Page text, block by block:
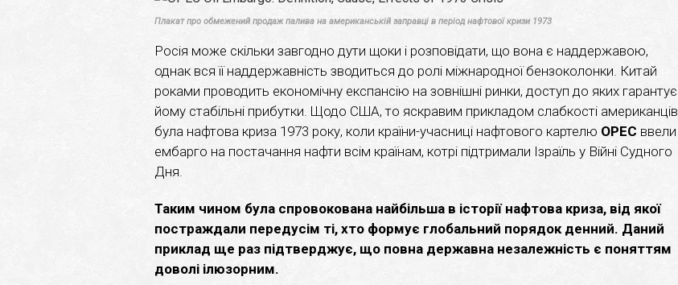
Плакат про обмежений продаж палива на американській заправці в період нафтової кризи 1973
Росія може скільки завгодно дути щоки і розповідати, що вона є наддержавою,
однак вся її наддержавність зводиться до ролі міжнародної бензоколонки. Китай
роками проводить економічну експансію на зовнішні ринки, доступ до яких гарантує
йому стабільні прибутки. Щодо США, то яскравим прикладом слабкості американців
була нафтова криза 1973 року, коли країни-учасниці нафтового картелю OPEC ввели
ембарго на постачання нафти всім країнам, котрі підтримали Ізраїль у Війні Судного
Дня.
Таким чином була спровокована найбільша в історії нафтова криза, від якої
постраждали передусім ті, хто формує глобальний порядок денний. Даний
приклад ще раз підтверджує, що повна державна незалежність є поняттям
доволі ілюзорним.